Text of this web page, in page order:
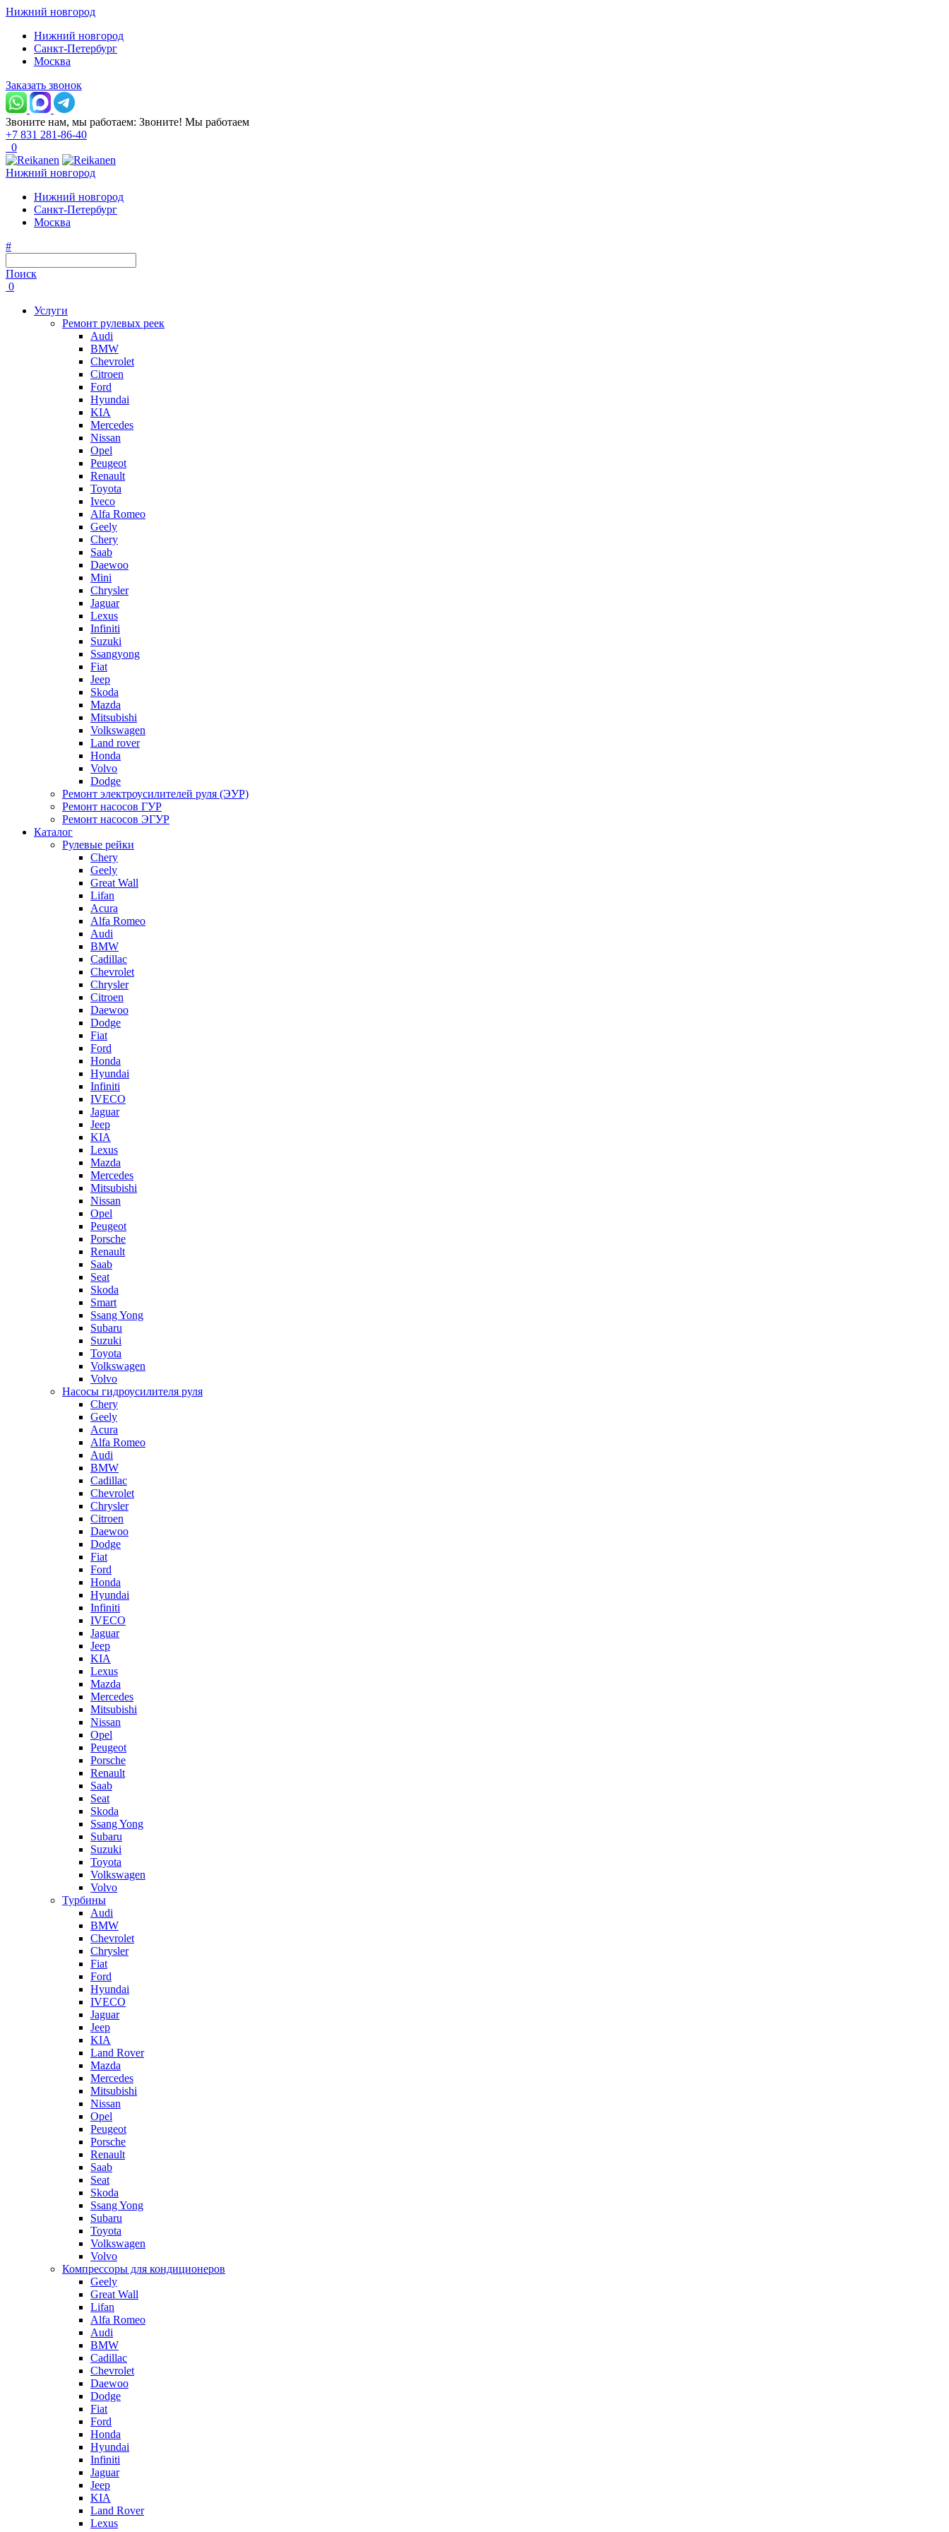
Нижний новгород
Нижний новгород
Санкт-Петербург
Москва
Заказать звонок
Звоните нам, мы работаем: Звоните! Мы работаем
+7 831 281-86-40
0
Нижний новгород
Нижний новгород
Санкт-Петербург
Москва
#
Поиск
0
Услуги
Ремонт рулевых реек
Audi
BMW
Chevrolet
Citroen
Ford
Hyundai
KIA
Mercedes
Nissan
Opel
Peugeot
Renault
Toyota
Iveco
Alfa Romeo
Geely
Chery
Saab
Daewoo
Mini
Chrysler
Jaguar
Lexus
Infiniti
Suzuki
Ssangyong
Fiat
Jeep
Skoda
Mazda
Mitsubishi
Volkswagen
Land rover
Honda
Volvo
Dodge
Ремонт электроусилителей руля (ЭУР)
Ремонт насосов ГУР
Ремонт насосов ЭГУР
Каталог
Рулевые рейки
Chery
Geely
Great Wall
Lifan
Acura
Alfa Romeo
Audi
BMW
Cadillac
Chevrolet
Chrysler
Citroen
Daewoo
Dodge
Fiat
Ford
Honda
Hyundai
Infiniti
IVECO
Jaguar
Jeep
KIA
Lexus
Mazda
Mercedes
Mitsubishi
Nissan
Opel
Peugeot
Porsche
Renault
Saab
Seat
Skoda
Smart
Ssang Yong
Subaru
Suzuki
Toyota
Volkswagen
Volvo
Насосы гидроусилителя руля
Chery
Geely
Acura
Alfa Romeo
Audi
BMW
Cadillac
Chevrolet
Chrysler
Citroen
Daewoo
Dodge
Fiat
Ford
Honda
Hyundai
Infiniti
IVECO
Jaguar
Jeep
KIA
Lexus
Mazda
Mercedes
Mitsubishi
Nissan
Opel
Peugeot
Porsche
Renault
Saab
Seat
Skoda
Ssang Yong
Subaru
Suzuki
Toyota
Volkswagen
Volvo
Турбины
Audi
BMW
Chevrolet
Chrysler
Fiat
Ford
Hyundai
IVECO
Jaguar
Jeep
KIA
Land Rover
Mazda
Mercedes
Mitsubishi
Nissan
Opel
Peugeot
Porsche
Renault
Saab
Seat
Skoda
Ssang Yong
Subaru
Toyota
Volkswagen
Volvo
Компрессоры для кондиционеров
Geely
Great Wall
Lifan
Alfa Romeo
Audi
BMW
Cadillac
Chevrolet
Daewoo
Dodge
Fiat
Ford
Honda
Hyundai
Infiniti
Jaguar
Jeep
KIA
Land Rover
Lexus